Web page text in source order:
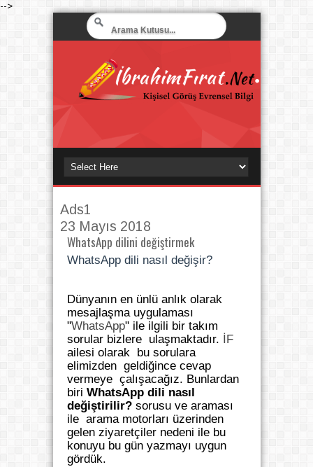
-->
Ads1
23 Mayıs 2018
WhatsApp dilini değiştirmek
WhatsApp dili nasıl değişir?
Dünyanın en ünlü anlık olarak
mesajlaşma uygulaması
"WhatsApp" ile ilgili bir takım
sorular bizlere ulaşmaktadır. İF
ailesi olarak bu sorulara
elimizden geldiğince cevap
vermeye çalışacağız. Bunlardan
biri WhatsApp dili nasıl
değiştirilir?sorusu ve araması
ile arama motorları üzerinden
gelen ziyaretçiler nedeni ile bu
konuyu bu gün yazmayı uygun
gördük.